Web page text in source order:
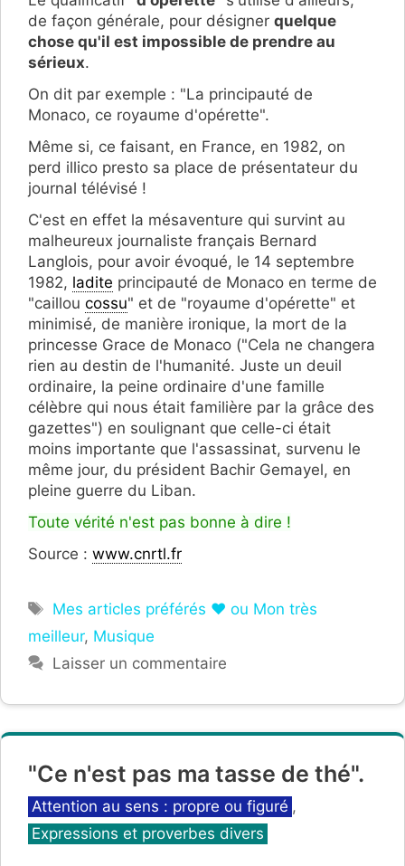
de façon générale, pour désigner quelque
chose qu'il est impossible de prendre au
sérieux.
On dit par exemple : "La principauté de
Monaco, ce royaume d'opérette".
Même si, ce faisant, en France, en 1982, on
perd illico presto sa place de présentateur du
journal télévisé !
C'est en effet la mésaventure qui survint au
malheureux journaliste français Bernard
Langlois, pour avoir évoqué, le 14 septembre
1982, ladite principauté de Monaco en terme de
"caillou cossu" et de "royaume d'opérette" et
minimisé, de manière ironique, la mort de la
princesse Grace de Monaco ("Cela ne changera
rien au destin de l'humanité. Juste un deuil
ordinaire, la peine ordinaire d'une famille
célèbre qui nous était familière par la grâce des
gazettes") en soulignant que celle-ci était
moins importante que l'assassinat, survenu le
même jour, du président Bachir Gemayel, en
pleine guerre du Liban.
Toute vérité n'est pas bonne à dire !
Source : www.cnrtl.fr
Étiquettes
Mes articles préférés ❤ ou Mon très
meilleur, Musique
Laisser un commentaire
"Ce n'est pas ma tasse de thé".
Catégories
Attention au sens : propre ou figuré ,
Expressions et proverbes divers